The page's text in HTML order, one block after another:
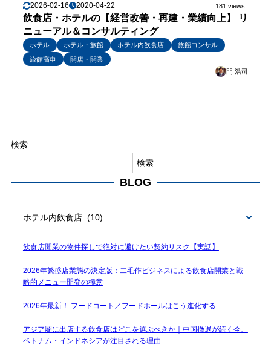
2026-02-16 2020-04-22 181 views
飲食店・ホテルの【経営改善・再建・業績向上】 リ
ニューアル＆コンサルティング
ホテル ホテル・旅館 ホテル内飲食店
旅館コンサル
旅館高申
開店・開業
門 浩司
検索
検索
BLOG
BLOG
飲食店開業の物件探しで絶対に避けたい契約リスク【実話】
2026年繁盛店業態の決定版：二毛作ビジネスによる飲食店開業と戦
略的メニュー開発の極意
2026年最新！ フードコート／フードホールはこう進化する
アジア圏に出店する飲食店はどこを選ぶべきか｜中国撤退が続く今、
ベトナム・インドネシアが注目される理由